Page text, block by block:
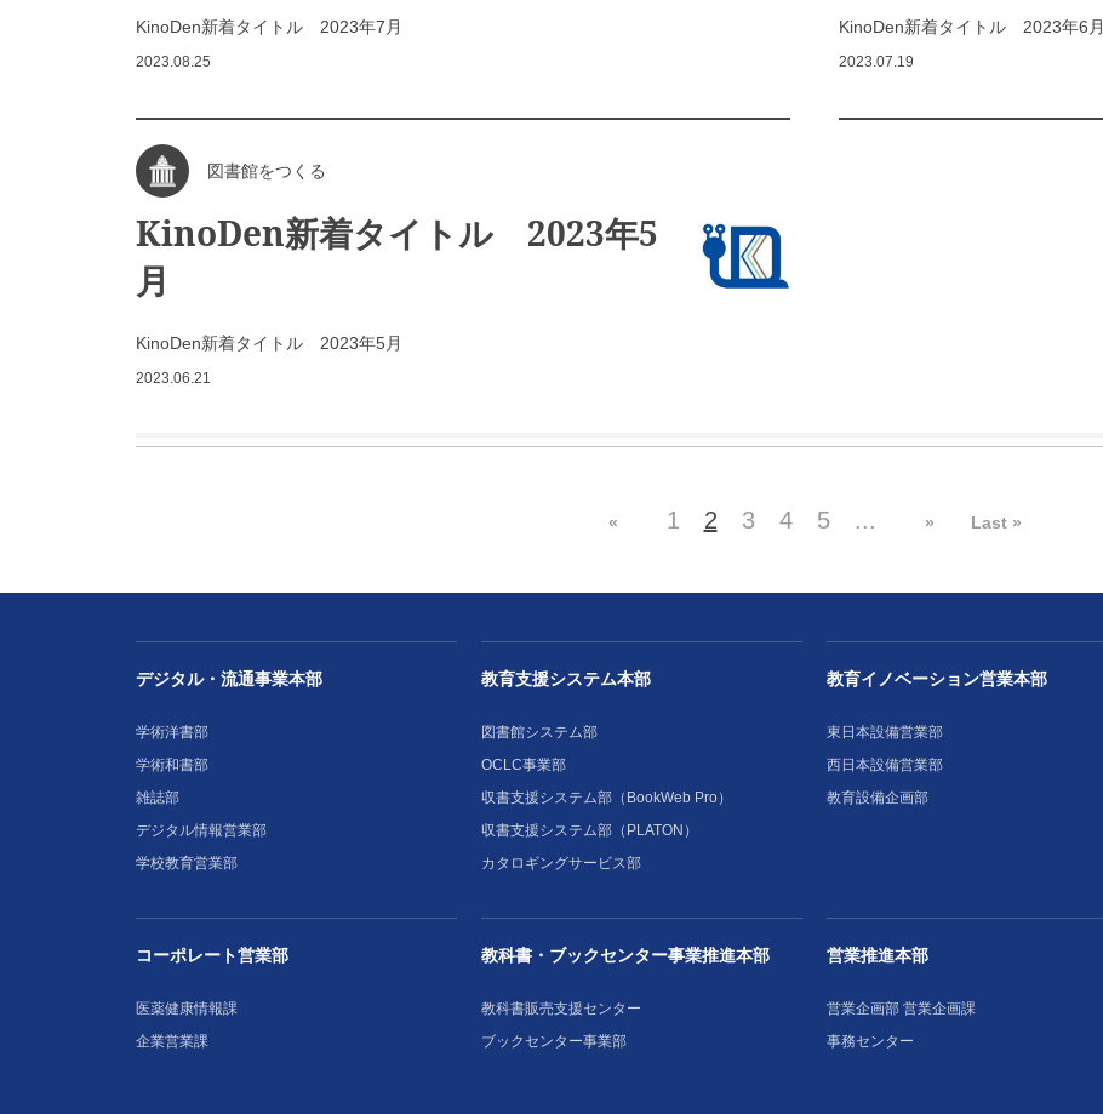
KinoDen新着タイトル 2023年7月
2023.08.25
KinoDen新着タイトル 2023年6月
2023.07.19
図書館をつくる
KinoDen新着タイトル 2023年5
月
KinoDen新着タイトル 2023年5月
2023.06.21
« 1 2 3 4 5 ... » Last »
デジタル・流通事業本部
学術洋書部
学術和書部
雑誌部
デジタル情報営業部
学校教育営業部
教育支援システム本部
図書館システム部
OCLC事業部
収書支援システム部（BookWeb Pro）
収書支援システム部（PLATON）
カタロギングサービス部
教育イノベーション営業本部
東日本設備営業部
西日本設備営業部
教育設備企画部
コーポレート営業部
医薬健康情報課
企業営業課
教科書・ブックセンター事業推進本部
教科書販売支援センター
ブックセンター事業部
営業推進本部
営業企画部 営業企画課
事務センター